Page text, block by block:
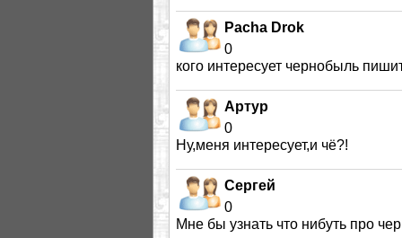
Pacha Drok
0
кого интересует чернобыль
Артур
0
Ну,меня интересует,и чё?!
Сергей
0
Мне бы узнать что нибуть про